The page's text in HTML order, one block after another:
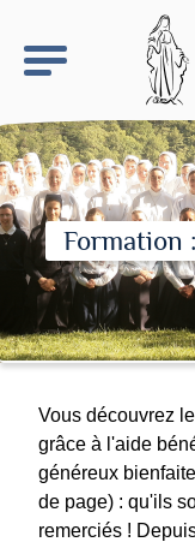
Formation
Vous découvrez
grâce à l'aide
généreux
de page) : qu'ils
remerciés !